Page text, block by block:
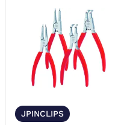
JPINCLIPS